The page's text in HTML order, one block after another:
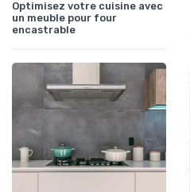
Optimisez votre cuisine avec
un meuble pour four
encastrable